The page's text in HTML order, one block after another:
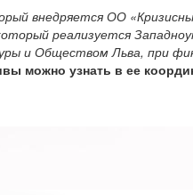
внедряется ОО
реализуется
и Обществом Льва, при
можно узнать в ее